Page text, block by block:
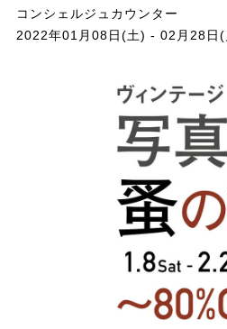
コンシェルジュカウンター
2022年01月08日(土) - 02月28日(